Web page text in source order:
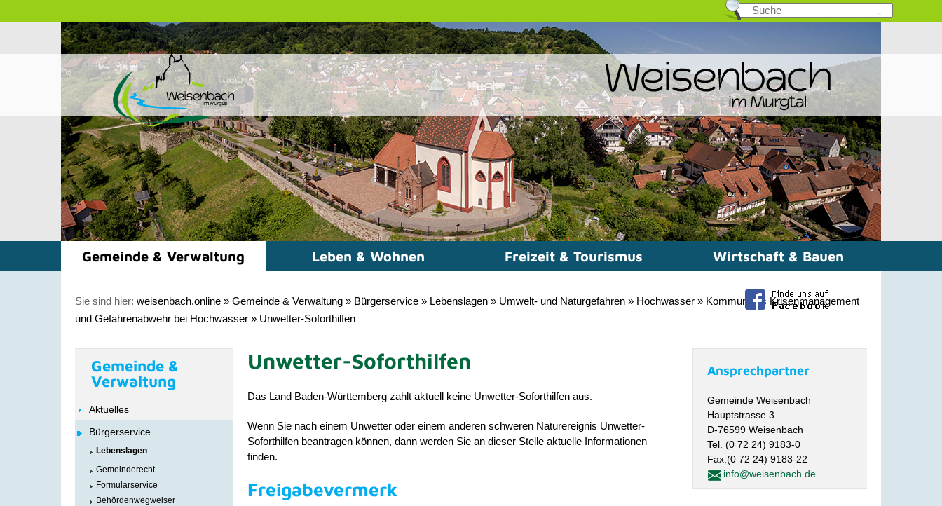
Gemeinde & Verwaltung Leben & Wohnen Freizeit & Tourismus Wirtschaft & Bauen
Sie sind hier: weisenbach.online » Gemeinde & Verwaltung » Bürgerservice » Lebenslagen » Umwelt- und Naturgefahren » Hochwasser » Kommunales Krisenmanagement
und Gefahrenabwehr bei Hochwasser » Unwetter-Soforthilfen
Gemeinde &
Verwaltung
Aktuelles
Bürgerservice
Lebenslagen
Gemeinderecht
Formularservice
Behördenwegweiser
Unwetter-Soforthilfen
Das Land Baden-Württemberg zahlt aktuell keine Unwetter-Soforthilfen aus.
Wenn Sie nach einem Unwetter oder einem anderen schweren Naturereignis Unwetter-
Soforthilfen beantragen können, dann werden Sie an dieser Stelle aktuelle Informationen
finden.
Freigabevermerk
Ansprechpartner
Gemeinde Weisenbach
Hauptstrasse 3
D-76599 Weisenbach
Tel. (0 72 24) 9183-0
Fax:(0 72 24) 9183-22
info@weisenbach.de